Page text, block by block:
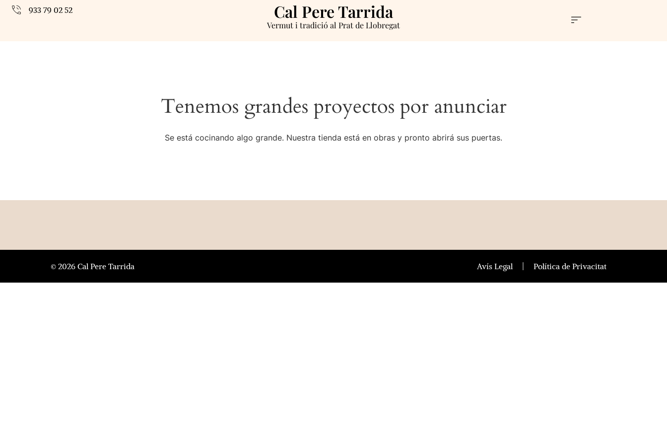
933 79 02 52 Cal Pere Tarrida
Vermut i tradició al Prat de Llobregat
Tenemos grandes proyectos por anunciar
Se está cocinando algo grande. Nuestra tienda está en obras y pronto abrirá sus puertas.
© 2026 Cal Pere Tarrida Avís Legal Política de Privacitat